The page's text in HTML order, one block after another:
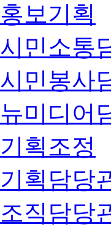
홍보기획
시민소통
시민봉사
뉴미디어
기획조정
기획담당
조직담당